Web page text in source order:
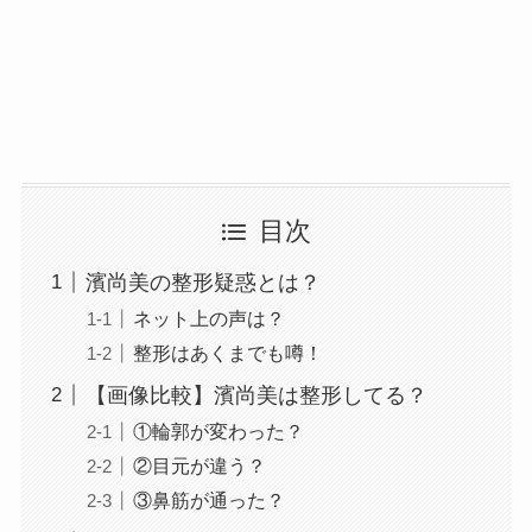
目次
濱尚美の整形疑惑とは？
ネット上の声は？
整形はあくまでも噂！
【画像比較】濱尚美は整形してる？
①輪郭が変わった？
②目元が違う？
③鼻筋が通った？